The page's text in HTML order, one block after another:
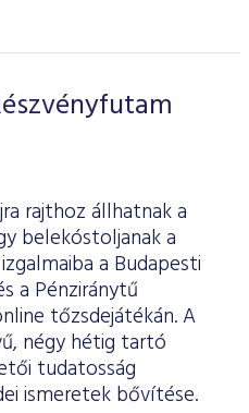
rajthoz állhatnak a
belekóstoljanak a
a Budapesti
a Pénziránytű
tőzsdejátékán. A
négy hétig tartó
tudatosság
ismeretek bővítése.